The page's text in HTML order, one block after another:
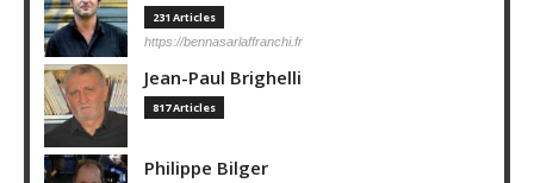
231 Articles
https://bennasarlaffranchi.fr
Jean-Paul Brighelli
817 Articles
Philippe Bilger